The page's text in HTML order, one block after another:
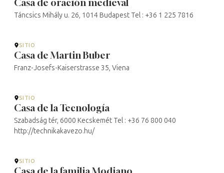
Casa de oración medieval
Táncsics Mihály u. 26, 1014 Budapest Tel : +36 1 225 7816
SITIO
Casa de Martin Buber
Franz-Josefs-Kaiserstrasse 35, Viena
SITIO
Casa de la Tecnología
Szabadság tér, 6000 Kecskemét Tel : +36 76 800 040
http://technikakavezo.hu/
SITIO